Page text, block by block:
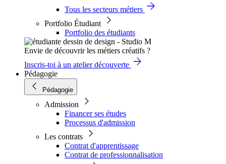
Tous les secteurs métiers
Portfolio Étudiant
Portfolio des étudiants
Envie de découvrir les métiers créatifs ?
Inscris-toi à un atelier découverte
Pédagogie
Pédagogie
Admission
Financer ses études
Processus d'admission
Les contrats
Contrat d'apprentissage
Contrat de professionnalisation